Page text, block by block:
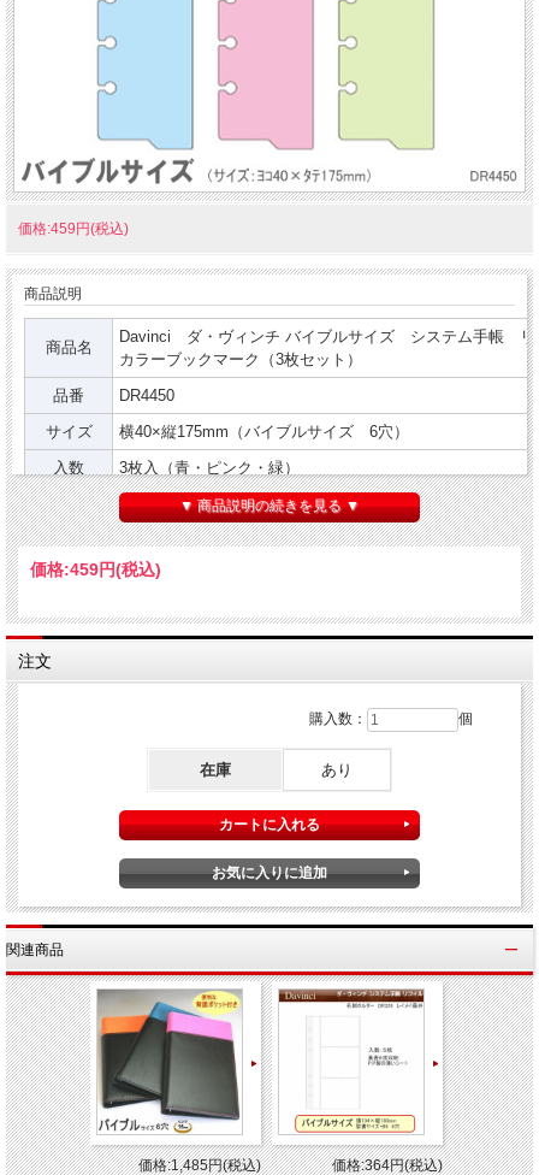
価格:459円(税込)
商品説明
商品名
Davinci ダ・ヴィンチ バイブルサイズ システム手帳 リ
カラーブックマーク（3枚セット）
品番
DR4450
サイズ
横40×縦175mm（バイブルサイズ 6穴）
入数
3枚入（青・ピンク・緑）
仕様
システム手帳のリングを開閉しなくても取り付け・取り外
メーカー
株式会社 レイメイ藤井
しおりとして手帳を開いたあと、重なった手帳の文字が透けて見えるので邪魔になり
※バイブルサイズのリフィルですサイズ違いには十分ご注
い。
※店頭及び他のモールと在庫を共有しておりますので、掲載中の商品で
がございますのであらかじめご了承ください。お急ぎの場合はメールで
▼ 商品説明の続きを見る ▼
価格:459円(税込)
注文
購入数： 個
在庫 あり
関連商品
価格:1,485円(税込) 価格:364円(税込)